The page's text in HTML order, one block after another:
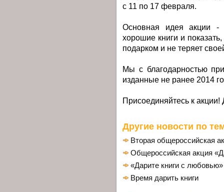
с 11 по 17 февраля.
Основная идея акции -
хорошие книги и
подарком и не теряет
Мы с благодарностью
изданные не ранее 2014
Присоединяйтесь к
Другие новости по
Вторая общероссийская
Общероссийская акция
«Дарите книги с любовью»
Время дарить книги